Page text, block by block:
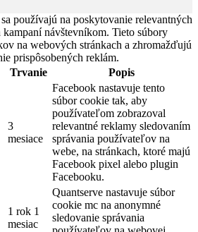
používajú na poskytovanie relevantných
návštevníkom. Tieto súbory
na webových stránkach a zhromažďujú
prispôsobených reklám.
Trvanie Popis
3
mesiace
Facebook nastavuje tento
súbor cookie tak, aby
používateľom zobrazoval
relevantné reklamy sledovaním
správania používateľov na
webe, na stránkach, ktoré majú
Facebook pixel alebo plugin
Facebooku.
1 rok 1
mesiac
Quantserve nastavuje súbor
cookie mc na anonymné
sledovanie správania